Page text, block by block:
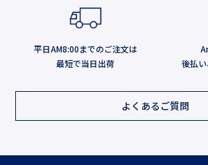
平日AM8:00までのご注文は
最短で当日出荷
後払
よくあるご質問